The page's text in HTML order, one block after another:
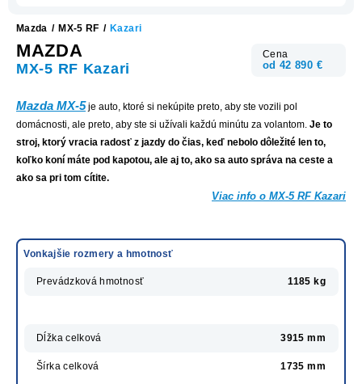
Mazda / MX-5 RF / Kazari
MAZDA
MX-5 RF Kazari
Cena
od 42 890 €
Mazda MX-5 je auto, ktoré si nekúpite preto, aby ste vozili pol
domácnosti, ale preto, aby ste si užívali každú minútu za volantom. Je to
stroj, ktorý vracia radosť z jazdy do čias, keď nebolo dôležité len to,
koľko koní máte pod kapotou, ale aj to, ako sa auto správa na ceste a
ako sa pri tom cítite.
Viac info o MX-5 RF Kazari
Vonkajšie rozmery a hmotnosť
Prevádzková hmotnosť 1185 kg
Dĺžka celková 3915 mm
Šírka celková 1735 mm